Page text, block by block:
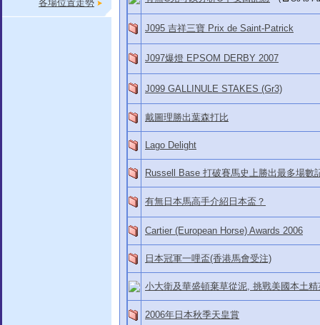
各場位置走勢
J095 吉祥三寶 Prix de Saint-Patrick
J097爆燈 EPSOM DERBY 2007
J099 GALLINULE STAKES (Gr3)
戴圖理勝出葉森打比
Lago Delight
Russell Base 打破賽馬史上勝出最多場數
有無日本馬高手介紹日本盃？
Cartier (European Horse) Awards 2006
日本冠軍一哩盃(香港馬會受注)
小大衛及華盛頓棄草從泥, 挑戰美國本土精
2006年日本秋季天皇賞